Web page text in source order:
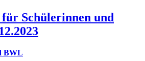
Schülerinnen und
BWL